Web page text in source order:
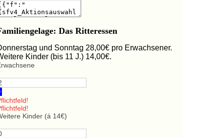
Das Ritteressen
und Sonntag 28,00€ pro Erwachsener.
Kinder (bis 11 J.) 14,00€.
Kinder (á 14€)